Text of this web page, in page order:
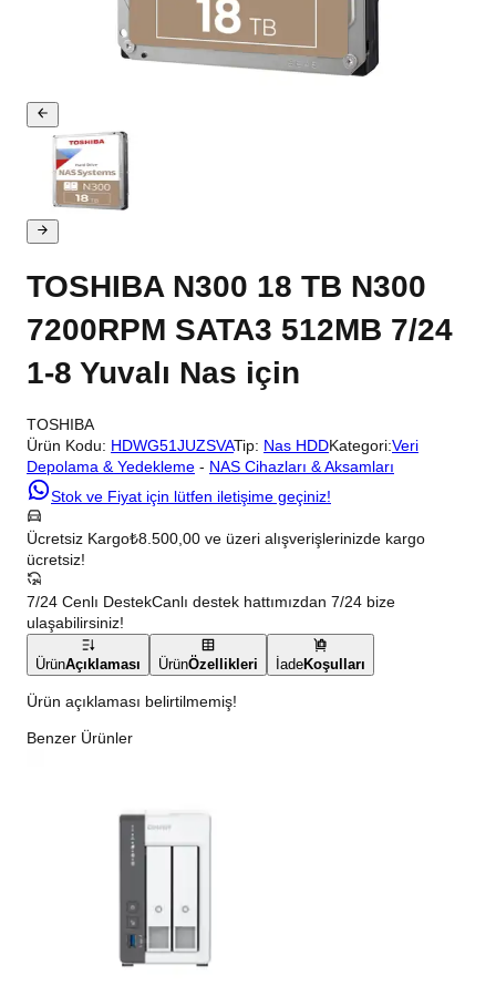
TOSHIBA N300 18 TB N300
7200RPM SATA3 512MB 7/24
1-8 Yuvalı Nas için
TOSHIBA
Ürün Kodu: HDWG51JUZSVATip: Nas HDDKategori:Veri
Depolama & Yedekleme - NAS Cihazları & Aksamları
Stok ve Fiyat için lütfen iletişime geçiniz!
Ücretsiz Kargo₺8.500,00 ve üzeri alışverişlerinizde kargo
ücretsiz!
7/24 Cenlı DestekCanlı destek hattımızdan 7/24 bize
ulaşabilirsiniz!
ÜrünAçıklaması ÜrünÖzellikleri İadeKoşulları
Ürün açıklaması belirtilmemiş!
Benzer Ürünler